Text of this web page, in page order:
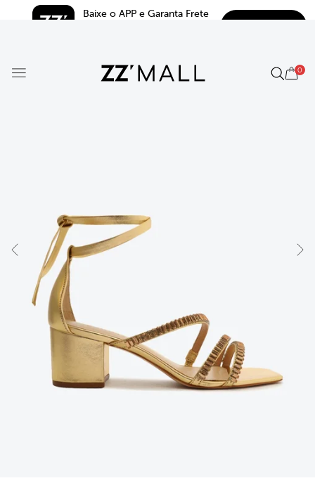
Baixe o APP e Garanta Frete
0